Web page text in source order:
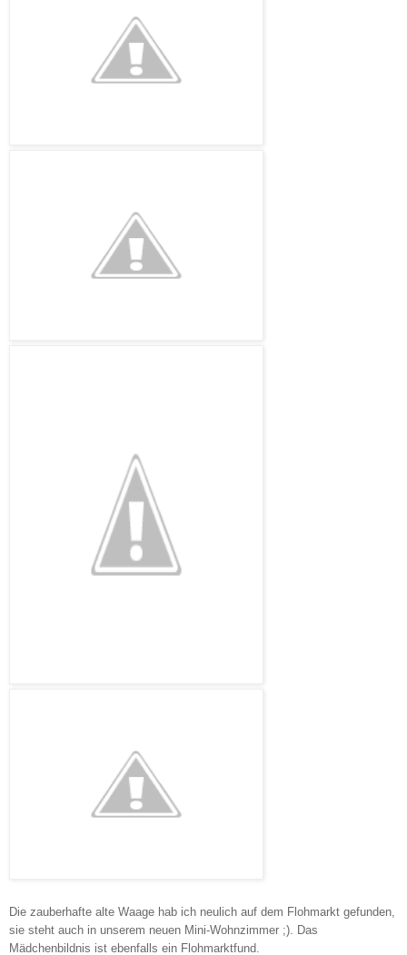
Die zauberhafte alte Waage hab ich neulich auf dem Flohmarkt gefunden,
sie steht auch in unserem neuen Mini-Wohnzimmer ;). Das
Mädchenbildnis ist ebenfalls ein Flohmarktfund.